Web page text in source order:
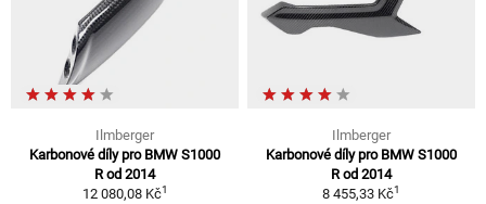
Ilmberger
Karbonové díly pro BMW S1000
R od 2014
12 080,08 Kč1
Ilmberger
Karbonové díly pro BMW S1000
R od 2014
8 455,33 Kč1